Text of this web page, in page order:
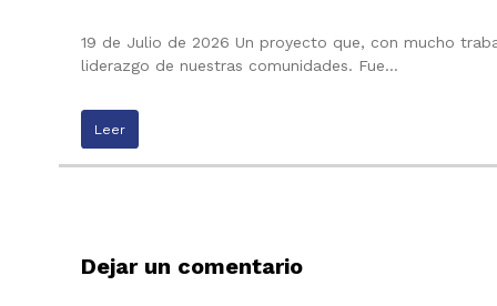
19 de Julio de 2026 Un proyecto que, con mucho
liderazgo de nuestras comunidades. Fue…
Leer
Dejar un comentario